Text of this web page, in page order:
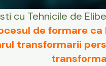
cu Tehnicile de
de formare
transformarii